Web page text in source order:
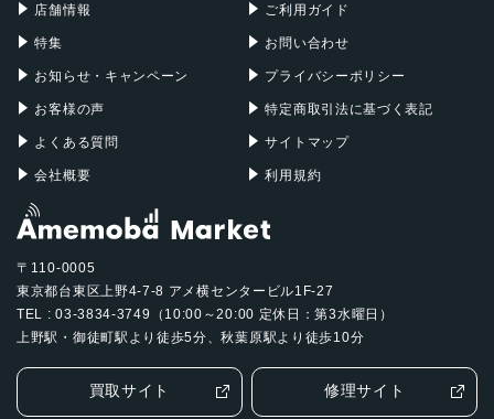
店舗情報
特集
お知らせ・キャンペーン
お客様の声
よくある質問
会社概要
ご利用ガイド
お問い合わせ
プライバシーポリシー
特定商取引法に基づく表記
サイトマップ
利用規約
〒110-0005
東京都台東区上野4-7-8 アメ横センタービル1F-27
TEL : 03-3834-3749（10:00～20:00 定休日：第3水曜日）
上野駅・御徒町駅より徒歩5分、秋葉原駅より徒歩10分
買取サイト 修理サイト